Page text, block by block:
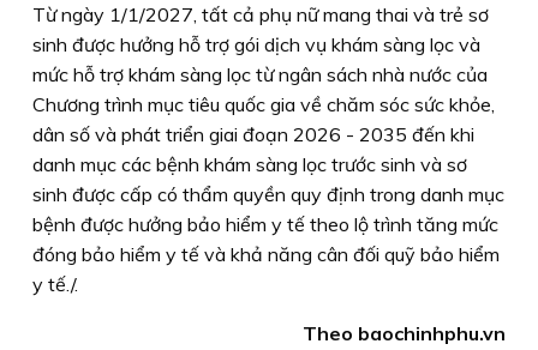
Từ ngày 1/1/2027, tất cả phụ nữ mang thai và trẻ sơ
sinh được hưởng hỗ trợ gói dịch vụ khám sàng lọc và
mức hỗ trợ khám sàng lọc từ ngân sách nhà nước của
Chương trình mục tiêu quốc gia về chăm sóc sức khỏe,
dân số và phát triển giai đoạn 2026 - 2035 đến khi
danh mục các bệnh khám sàng lọc trước sinh và sơ
sinh được cấp có thẩm quyền quy định trong danh mục
bệnh được hưởng bảo hiểm y tế theo lộ trình tăng mức
đóng bảo hiểm y tế và khả năng cân đối quỹ bảo hiểm
y tế./.
Theo baochinhphu.vn